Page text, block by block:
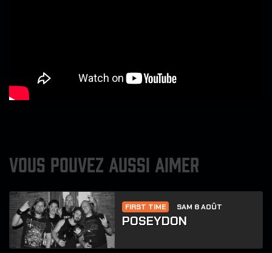
VOUS POUVEZ AUSSI AIMER
FIRST TIME SAM 8 AOÛT
POSEYDON